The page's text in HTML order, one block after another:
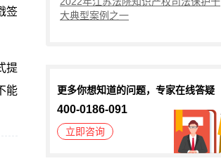
签
提
能
大典型案例之一
更多你想知道的问题，专家在线答疑
400-0186-091
立即咨询